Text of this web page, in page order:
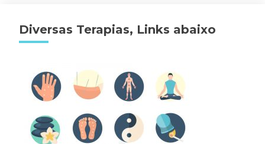
Diversas Terapias, Links abaixo